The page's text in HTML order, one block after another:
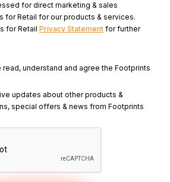
for direct marketing & sales
for Retail for our products & services.
for Retail Privacy Statement for further
read, understand and agree the Footprints
updates about other products &
special offers & news from Footprints